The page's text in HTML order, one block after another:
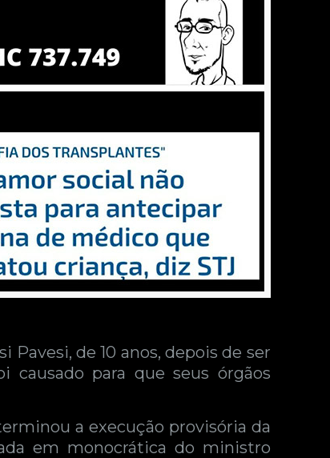
de 10 anos, depois de ser
causado para que seus órgãos
a execução provisória da
em monocrática do ministro